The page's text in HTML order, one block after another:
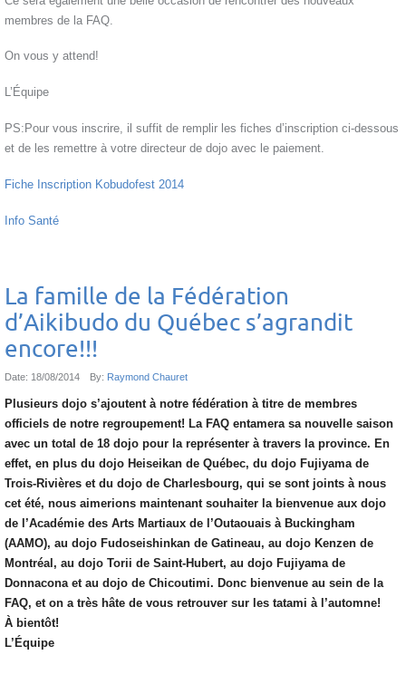
membres de la FAQ.
On vous y attend!
L’Équipe
PS:Pour vous inscrire, il suffit de remplir les fiches d’inscription ci-dessous
et de les remettre à votre directeur de dojo avec le paiement.
Fiche Inscription Kobudofest 2014
Info Santé
La famille de la Fédération
d’Aikibudo du Québec s’agrandit
encore!!!
Date: 18/08/2014 By: Raymond Chauret
Plusieurs dojo s’ajoutent à notre fédération à titre de membres
officiels de notre regroupement! La FAQ entamera sa nouvelle saison
avec un total de 18 dojo pour la représenter à travers la province. En
effet, en plus du dojo Heiseikan de Québec, du dojo Fujiyama de
Trois-Rivières et du dojo de Charlesbourg, qui se sont joints à nous
cet été, nous aimerions maintenant souhaiter la bienvenue aux dojo
de l’Académie des Arts Martiaux de l’Outaouais à Buckingham
(AAMO), au dojo Fudoseishinkan de Gatineau, au dojo Kenzen de
Montréal, au dojo Torii de Saint-Hubert, au dojo Fujiyama de
Donnacona et au dojo de Chicoutimi. Donc bienvenue au sein de la
FAQ, et on a très hâte de vous retrouver sur les tatami à l’automne!
À bientôt!
L’Équipe